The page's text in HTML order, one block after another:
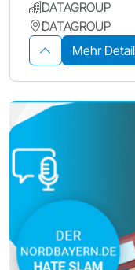
DATAGROUP
DATAGROUP
Mehr